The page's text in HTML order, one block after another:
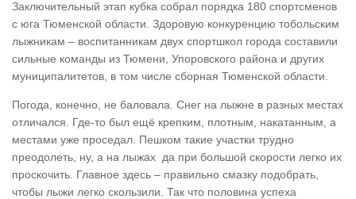
Заключительный этап кубка собрал порядка 180 спортсменов
с юга Тюменской области. Здоровую конкуренцию тобольским
лыжникам – воспитанникам двух спортшкол города составили
сильные команды из Тюмени, Упоровского района и других
муниципалитетов, в том числе сборная Тюменской области.
Погода, конечно, не баловала. Снег на лыжне в разных местах
отличался. Где-то был ещё крепким, плотным, накатанным, а
местами уже проседал. Пешком такие участки трудно
преодолеть, ну, а на лыжах да при большой скорости легко их
проскочить. Главное здесь – правильно смазку подобрать,
чтобы лыжи легко скользили. Так что половина успеха